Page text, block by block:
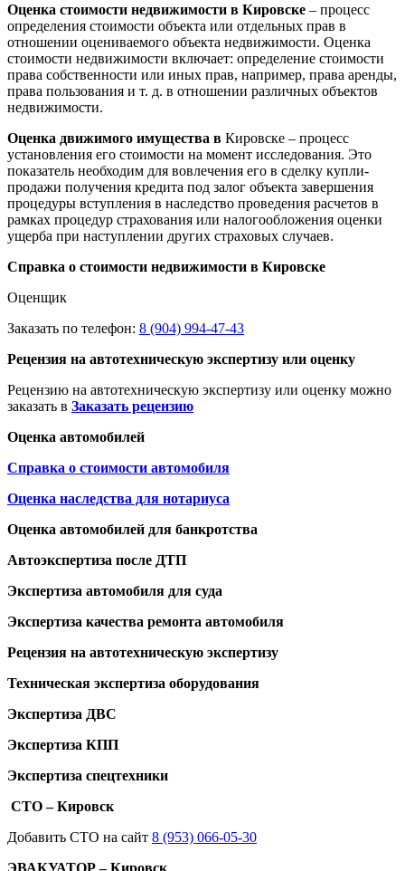
Оценка стоимости недвижимости в Кировске – процесс
определения стоимости объекта или отдельных прав в
отношении оцениваемого объекта недвижимости. Оценка
стоимости недвижимости включает: определение стоимости
права собственности или иных прав, например, права аренды,
права пользования и т. д. в отношении различных объектов
недвижимости.
Оценка движимого имущества в Кировске – процесс
установления его стоимости на момент исследования. Это
показатель необходим для вовлечения его в сделку купли-
продажи получения кредита под залог объекта завершения
процедуры вступления в наследство проведения расчетов в
рамках процедур страхования или налогообложения оценки
ущерба при наступлении других страховых случаев.
Справка о стоимости недвижимости в Кировске
Оценщик
Заказать по телефон: 8 (904) 994-47-43
Рецензия на автотехническую экспертизу или оценку
Рецензию на автотехническую экспертизу или оценку можно
заказать в Заказать рецензию
Оценка автомобилей
Справка о стоимости автомобиля
Оценка наследства для нотариуса
Оценка автомобилей для банкротства
Автоэкспертиза после ДТП
Экспертиза автомобиля для суда
Экспертиза качества ремонта автомобиля
Рецензия на автотехническую экспертизу
Техническая экспертиза оборудования
Экспертиза ДВС
Экспертиза КПП
Экспертиза спецтехники
СТО – Кировск
Добавить СТО на сайт 8 (953) 066-05-30
ЭВАКУАТОР – Кировск